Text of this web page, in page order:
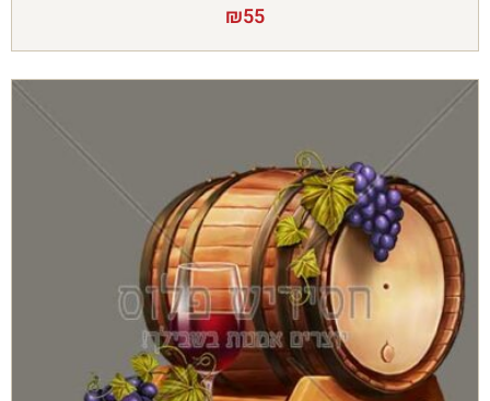
₪55